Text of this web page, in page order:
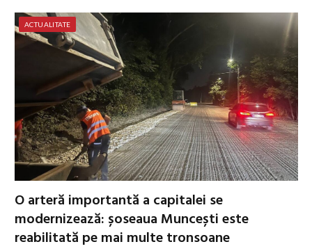
ACTUALITATE
O arteră importantă a capitalei se
modernizează: șoseaua Muncești este
reabilitată pe mai multe tronsoane